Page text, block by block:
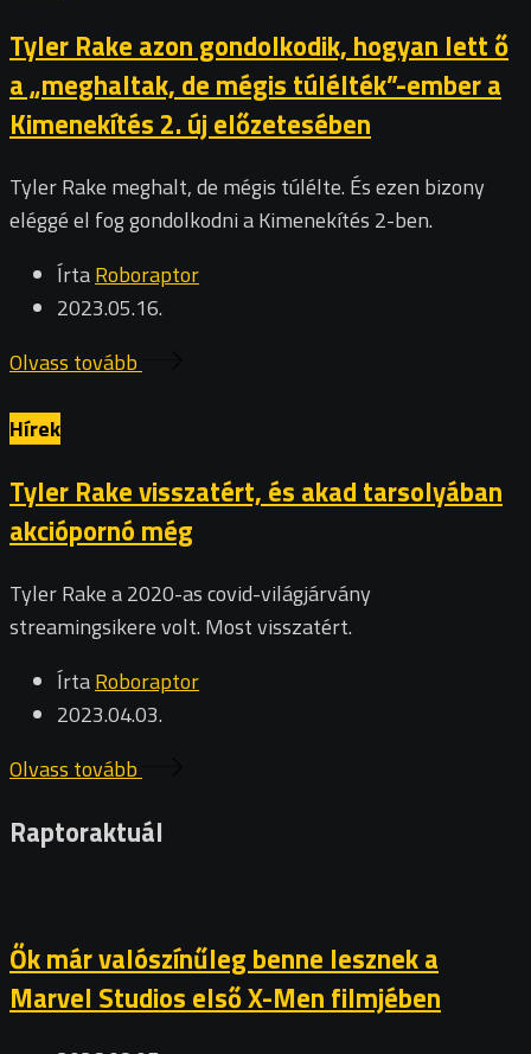
Tyler Rake azon gondolkodik, hogyan lett ő
a „meghaltak, de mégis túlélték”-ember a
Kimenekítés 2. új előzetesében
Tyler Rake meghalt, de mégis túlélte. És ezen bizony
eléggé el fog gondolkodni a Kimenekítés 2-ben.
ÍrtaRoboraptor
2023.05.16.
Olvass tovább
Hírek
Tyler Rake visszatért, és akad tarsolyában
akciópornó még
Tyler Rake a 2020-as covid-világjárvány
streamingsikere volt. Most visszatért.
ÍrtaRoboraptor
2023.04.03.
Olvass tovább
Raptoraktuál
Ők már valószínűleg benne lesznek a
Marvel Studios első X-Men filmjében